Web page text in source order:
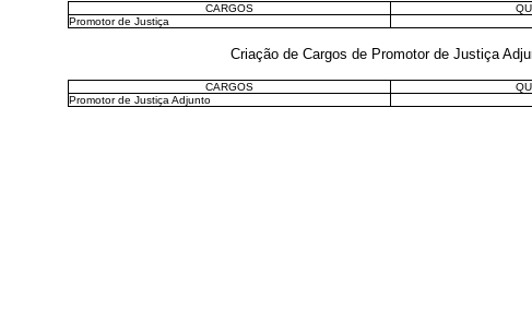
CARGOS
Promotor de Justiça
Criação de Cargos de Promotor de Justiça
CARGOS
Promotor de Justiça Adjunto